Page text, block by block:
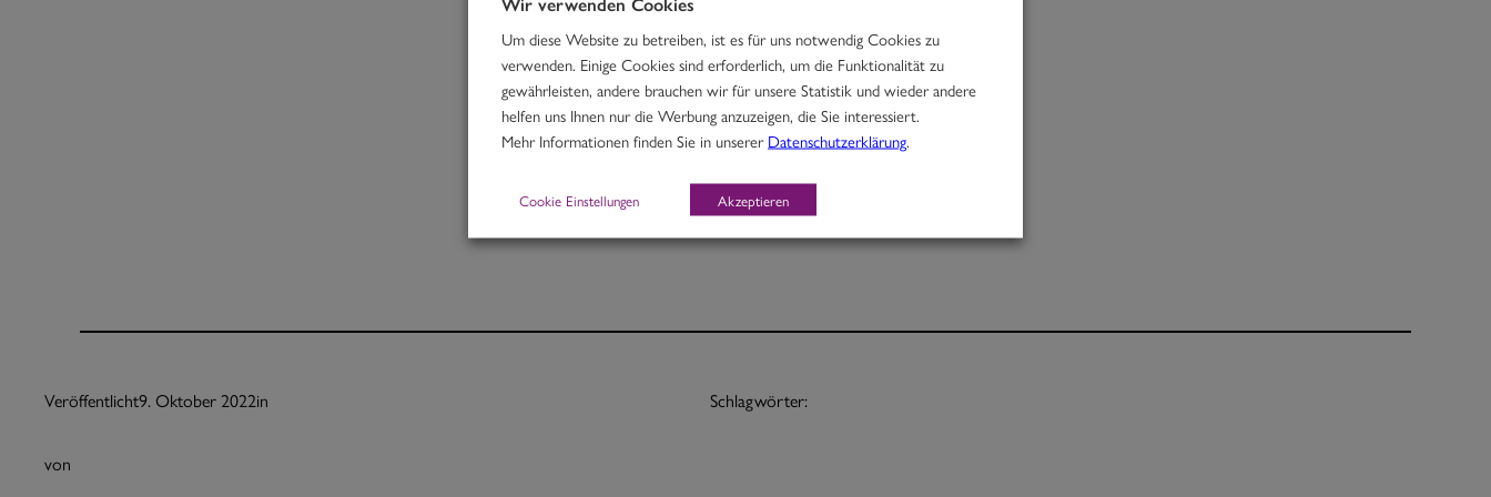
Rindfleisch in würzigem Madrascurry mit Süßkartoffeln
M, O
Portion 12,70
Veröffentlicht9. Oktober 2022in
von
Schlagwörter:
Um diese Website zu betreiben, ist es für uns notwendig Cookies zu
verwenden. Einige Cookies sind erforderlich, um die Funktionalität zu
gewährleisten, andere brauchen wir für unsere Statistik und wieder andere
helfen uns Ihnen nur die Werbung anzuzeigen, die Sie interessiert.
Mehr Informationen finden Sie in unsererDatenschutzerklärung
Cookie Einstellungen Akzeptieren